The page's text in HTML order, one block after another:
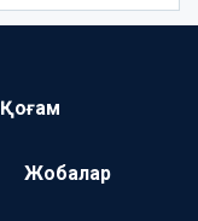
Қоғам
Жобалар